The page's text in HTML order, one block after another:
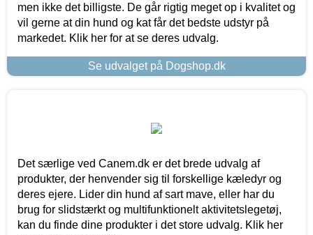
men ikke det billigste. De går rigtig meget op i kvalitet og
vil gerne at din hund og kat får det bedste udstyr på
markedet. Klik her for at se deres udvalg.
Se udvalget på Dogshop.dk
Det særlige ved Canem.dk er det brede udvalg af
produkter, der henvender sig til forskellige kæledyr og
deres ejere. Lider din hund af sart mave, eller har du
brug for slidstærkt og multifunktionelt aktivitetslegetøj,
kan du finde dine produkter i det store udvalg. Klik her